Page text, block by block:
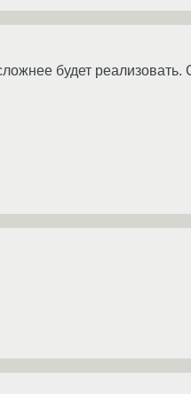
будет